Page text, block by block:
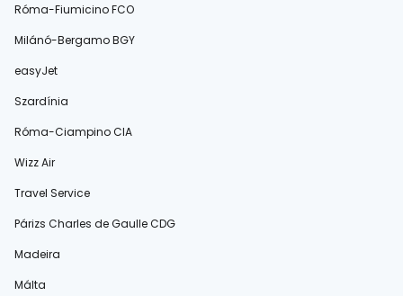
Róma-Fiumicino FCO
Milánó-Bergamo BGY
easyJet
Szardínia
Róma-Ciampino CIA
Wizz Air
Travel Service
Párizs Charles de Gaulle CDG
Madeira
Málta